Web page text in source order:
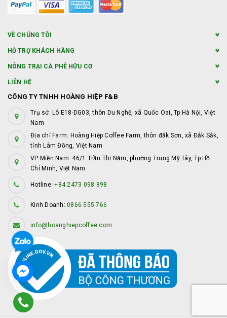
VỀ CHÚNG TÔI
HỖ TRỢ KHÁCH HÀNG
NÔNG TRẠI CÀ PHÊ HỮU CƠ
LIÊN HỆ
CÔNG TY TNHH HOÀNG HIỆP F&B
Trụ sở: Lô E18-DG03, thôn Du Nghệ, xã Quốc Oai, Tp.Hà Nội, Việt
Nam
Địa chỉ Farm: Hoàng Hiệp Coffee Farm, thôn đắk Sơn, xã Đắk Sắk,
tỉnh Lâm Đồng, Việt Nam
VP Miền Nam: 46/1 Trần Thị Năm, phường Trung Mỹ Tây, Tp.Hồ
Chí Minh, Việt Nam
Hotline:+84 2473 098 898
Kinh Doanh: 0866 555 766
info@hoanghiepcoffee.com